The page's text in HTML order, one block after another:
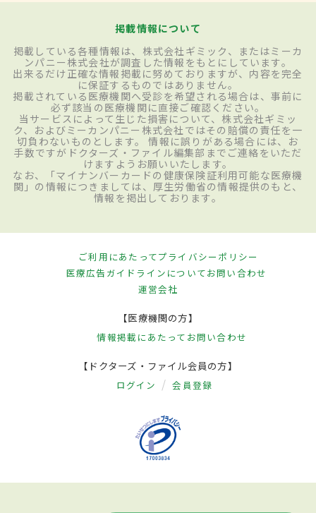
掲載情報について
掲載している各種情報は、株式会社ギミック、またはミーカ
ンパニー株式会社が調査した情報をもとにしています。
出来るだけ正確な情報掲載に努めておりますが、内容を完全
に保証するものではありません。
掲載されている医療機関へ受診を希望される場合は、事前に
必ず該当の医療機関に直接ご確認ください。
当サービスによって生じた損害について、株式会社ギミッ
ク、およびミーカンパニー株式会社ではその賠償の責任を一
切負わないものとします。 情報に誤りがある場合には、お
手数ですがドクターズ・ファイル編集部までご連絡をいただ
けますようお願いいたします。
なお、「マイナンバーカードの健康保険証利用可能な医療機
関」の情報につきましては、厚生労働省の情報提供のもと、
情報を掲出しております。
ご利用にあたってプライバシーポリシー
医療広告ガイドラインについてお問い合わせ
運営会社
【医療機関の方】
情報掲載にあたって お問い合わせ
【ドクターズ・ファイル会員の方】
ログイン 会員登録